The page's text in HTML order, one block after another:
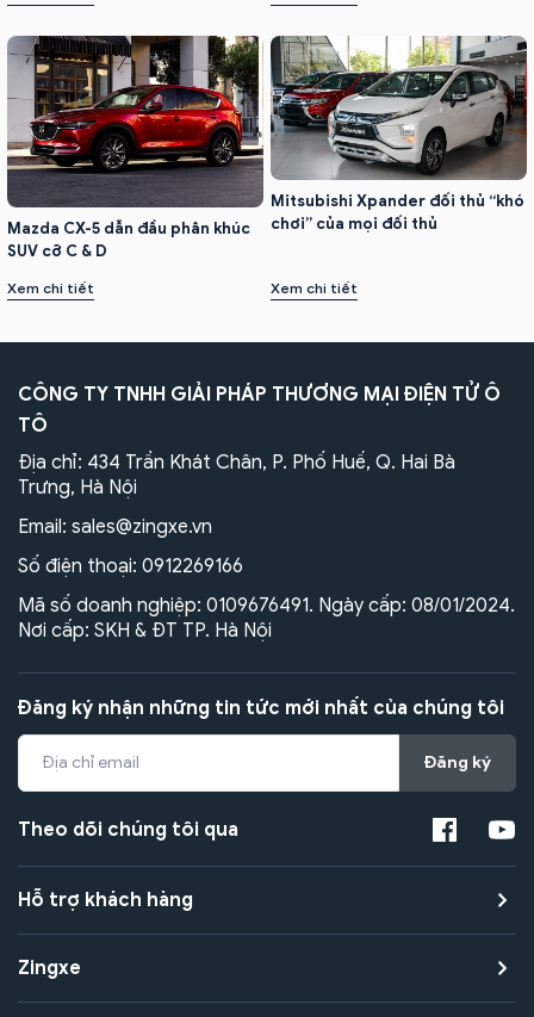
Mazda CX-5 dẫn đầu phân khúc
SUV cỡ C & D
Xem chi tiết
Mitsubishi Xpander đối thủ “khó
chơi” của mọi đối thủ
Xem chi tiết
CÔNG TY TNHH GIẢI PHÁP THƯƠNG MẠI ĐIỆN TỬ Ô
TÔ
Địa chỉ: 434 Trần Khát Chân, P. Phố Huế, Q. Hai Bà
Trưng, Hà Nội
Email: sales@zingxe.vn
Số điện thoại: 0912269166
Mã số doanh nghiệp: 0109676491. Ngày cấp: 08/01/2024.
Nơi cấp: SKH & ĐT TP. Hà Nội
Đăng ký nhận những tin tức mới nhất của chúng tôi
Đăng ký
Theo dõi chúng tôi qua
Hỗ trợ khách hàng
Zingxe